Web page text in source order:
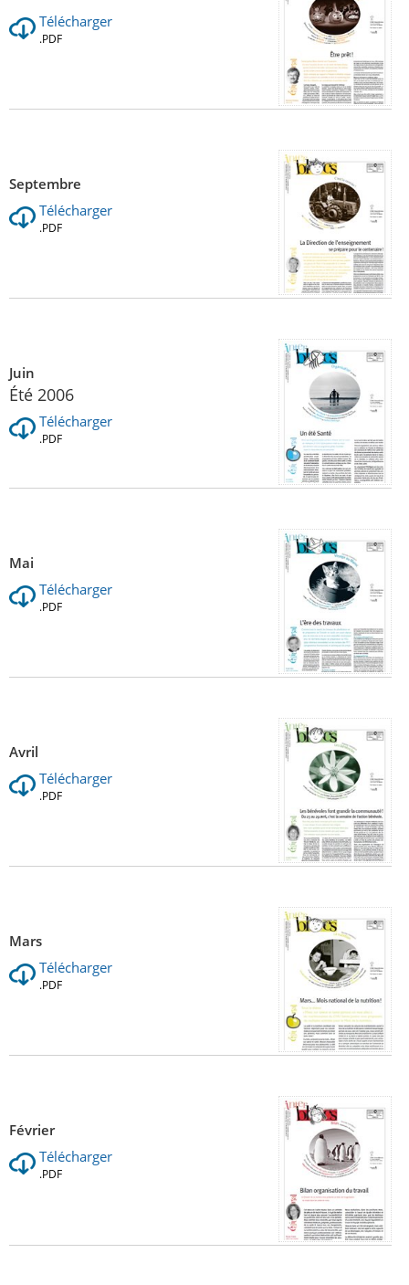
Télécharger
.PDF
Septembre
Télécharger
.PDF
Juin
Été 2006
Télécharger
.PDF
Mai
Télécharger
.PDF
Avril
Télécharger
.PDF
Mars
Télécharger
.PDF
Février
Télécharger
.PDF